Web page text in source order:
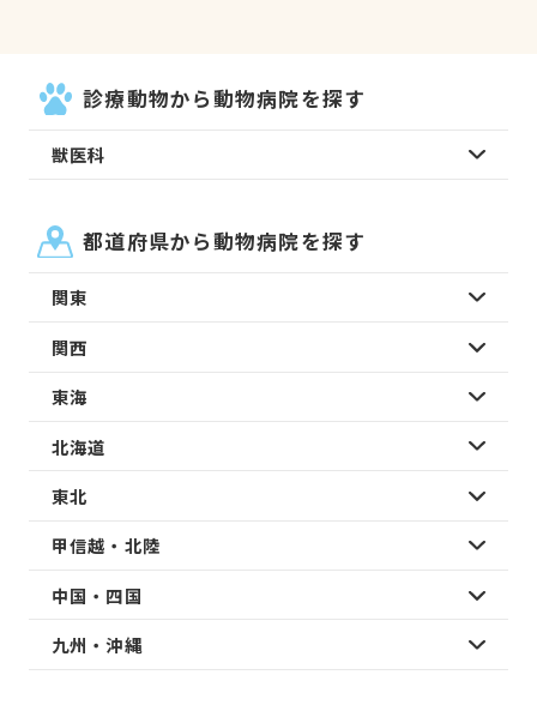
診療動物から動物病院を探す
獣医科
都道府県から動物病院を探す
関東
関西
東海
北海道
東北
甲信越・北陸
中国・四国
九州・沖縄